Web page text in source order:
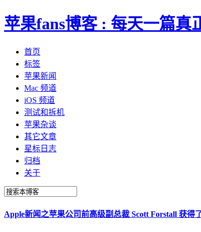
苹果fans博客 : 每天一篇真
首页
标签
苹果新闻
Mac 频道
iOS 频道
测试和拆机
苹果杂谈
其它文章
星标日志
归档
关于
Apple新闻之苹果公司前高级副总裁 Scott Forstall 获得